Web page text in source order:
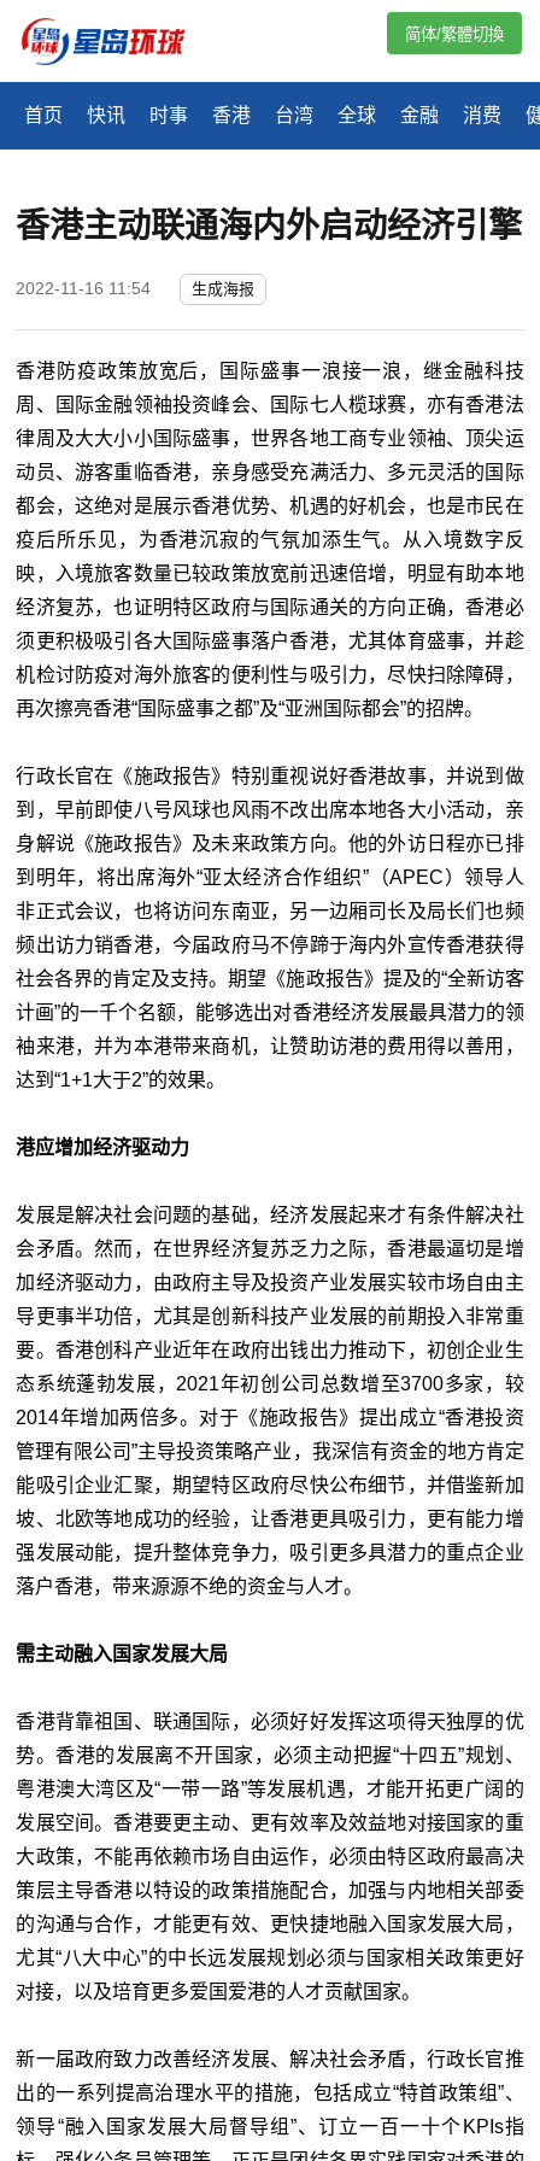
首页 快讯 时事 香港 台湾 全球 金融 消费
简体/繁體切換
香港主动联通海内外启动经济引擎
2022-11-16 11:54 生成海报
香港防疫政策放宽后，国际盛事一浪接一浪，继金融科技
周、国际金融领袖投资峰会、国际七人榄球赛，亦有香港法
律周及大大小小国际盛事，世界各地工商专业领袖、顶尖运
动员、游客重临香港，亲身感受充满活力、多元灵活的国际
都会，这绝对是展示香港优势、机遇的好机会，也是市民在
疫后所乐见，为香港沉寂的气氛加添生气。从入境数字反
映，入境旅客数量已较政策放宽前迅速倍增，明显有助本地
经济复苏，也证明特区政府与国际通关的方向正确，香港必
须更积极吸引各大国际盛事落户香港，尤其体育盛事，并趁
机检讨防疫对海外旅客的便利性与吸引力，尽快扫除障碍，
再次擦亮香港“国际盛事之都”及“亚洲国际都会”的招牌。
行政长官在《施政报告》特别重视说好香港故事，并说到做
到，早前即使八号风球也风雨不改出席本地各大小活动，亲
身解说《施政报告》及未来政策方向。他的外访日程亦已排
到明年，将出席海外“亚太经济合作组织”（APEC）领导人
非正式会议，也将访问东南亚，另一边厢司长及局长们也频
频出访力销香港，今届政府马不停蹄于海内外宣传香港获得
社会各界的肯定及支持。期望《施政报告》提及的“全新访客
计画”的一千个名额，能够选出对香港经济发展最具潜力的领
袖来港，并为本港带来商机，让赞助访港的费用得以善用，
达到“1+1大于2”的效果。
港应增加经济驱动力
发展是解决社会问题的基础，经济发展起来才有条件解决社
会矛盾。然而，在世界经济复苏乏力之际，香港最逼切是增
加经济驱动力，由政府主导及投资产业发展实较市场自由主
导更事半功倍，尤其是创新科技产业发展的前期投入非常重
要。香港创科产业近年在政府出钱出力推动下，初创企业生
态系统蓬勃发展，2021年初创公司总数增至3700多家，较
2014年增加两倍多。对于《施政报告》提出成立“香港投资
管理有限公司”主导投资策略产业，我深信有资金的地方肯定
能吸引企业汇聚，期望特区政府尽快公布细节，并借鉴新加
坡、北欧等地成功的经验，让香港更具吸引力，更有能力增
强发展动能，提升整体竞争力，吸引更多具潜力的重点企业
落户香港，带来源源不绝的资金与人才。
需主动融入国家发展大局
香港背靠祖国、联通国际，必须好好发挥这项得天独厚的优
势。香港的发展离不开国家，必须主动把握“十四五”规划、
粤港澳大湾区及“一带一路”等发展机遇，才能开拓更广阔的
发展空间。香港要更主动、更有效率及效益地对接国家的重
大政策，不能再依赖市场自由运作，必须由特区政府最高决
策层主导香港以特设的政策措施配合，加强与内地相关部委
的沟通与合作，才能更有效、更快捷地融入国家发展大局，
尤其“八大中心”的中长远发展规划必须与国家相关政策更好
对接，以及培育更多爱国爱港的人才贡献国家。
新一届政府致力改善经济发展、解决社会矛盾，行政长官推
出的一系列提高治理水平的措施，包括成立“特首政策组”、
领导“融入国家发展大局督导组”、订立一百一十个KPIs指